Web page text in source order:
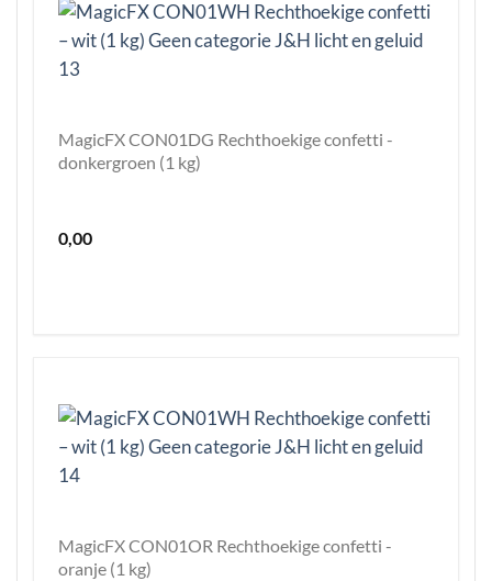
MagicFX CON01DG Rechthoekige confetti -
donkergroen (1 kg)
0,00
MagicFX CON01OR Rechthoekige confetti -
oranje (1 kg)